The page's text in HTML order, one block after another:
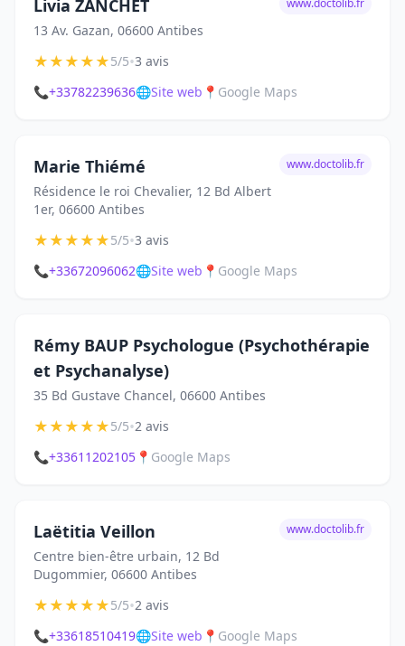
Livia ZANCHET
13 Av. Gazan, 06600 Antibes
www.doctolib.fr
★★★★★5/5•3 avis
📞+33782239636🌐Site web 📍 Google Maps
Marie Thiémé
Résidence le roi Chevalier, 12 Bd Albert
1er, 06600 Antibes
www.doctolib.fr
★★★★★5/5•3 avis
📞+33672096062🌐Site web 📍 Google Maps
Rémy BAUP Psychologue (Psychothérapie
et Psychanalyse)
35 Bd Gustave Chancel, 06600 Antibes
★★★★★5/5•2 avis
📞+33611202105 📍 Google Maps
Laëtitia Veillon
Centre bien-être urbain, 12 Bd
Dugommier, 06600 Antibes
www.doctolib.fr
★★★★★5/5•2 avis
📞+33618510419🌐Site web 📍 Google Maps